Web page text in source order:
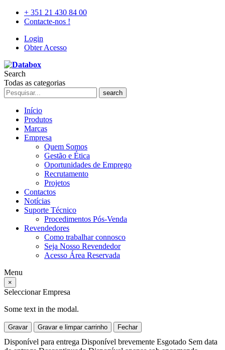
+ 351 21 430 84 00
Contacte-nos !
Login
Obter Acesso
Search
Todas as categorias
search
Início
Produtos
Marcas
Empresa
Quem Somos
Gestão e Ética
Oportunidades de Emprego
Recrutamento
Projetos
Contactos
Notícias
Suporte Técnico
Procedimentos Pós-Venda
Revendedores
Como trabalhar connosco
Seja Nosso Revendedor
Acesso Área Reservada
Menu
×
Seleccionar Empresa
Some text in the modal.
Gravar Gravar e limpar carrinho Fechar
Disponível para entrega Disponível brevemente Esgotado Sem data